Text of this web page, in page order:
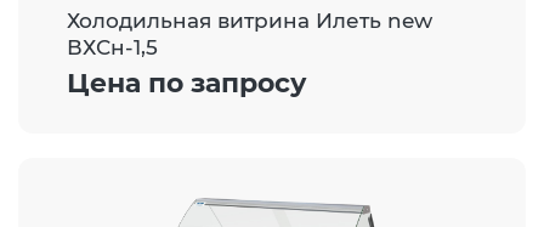
Холодильная витрина Илеть new
ВХСн-1,5
Цена по запросу